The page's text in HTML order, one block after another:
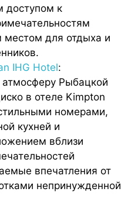
доступом к
местом для отдыха и
IHG Hotel:
атмосферу Рыбацкой
в отеле Kimpton
номерами,
кухней и
вблизи
впечатления от
непринужденной